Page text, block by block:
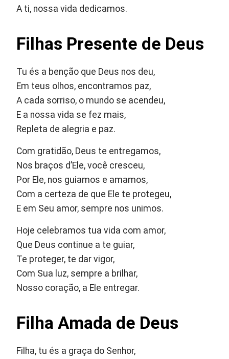
A ti, nossa vida dedicamos.
Filhas Presente de Deus
Tu és a benção que Deus nos deu,
Em teus olhos, encontramos paz,
A cada sorriso, o mundo se acendeu,
E a nossa vida se fez mais,
Repleta de alegria e paz.
Com gratidão, Deus te entregamos,
Nos braços d’Ele, você cresceu,
Por Ele, nos guiamos e amamos,
Com a certeza de que Ele te protegeu,
E em Seu amor, sempre nos unimos.
Hoje celebramos tua vida com amor,
Que Deus continue a te guiar,
Te proteger, te dar vigor,
Com Sua luz, sempre a brilhar,
Nosso coração, a Ele entregar.
Filha Amada de Deus
Filha, tu és a graça do Senhor,